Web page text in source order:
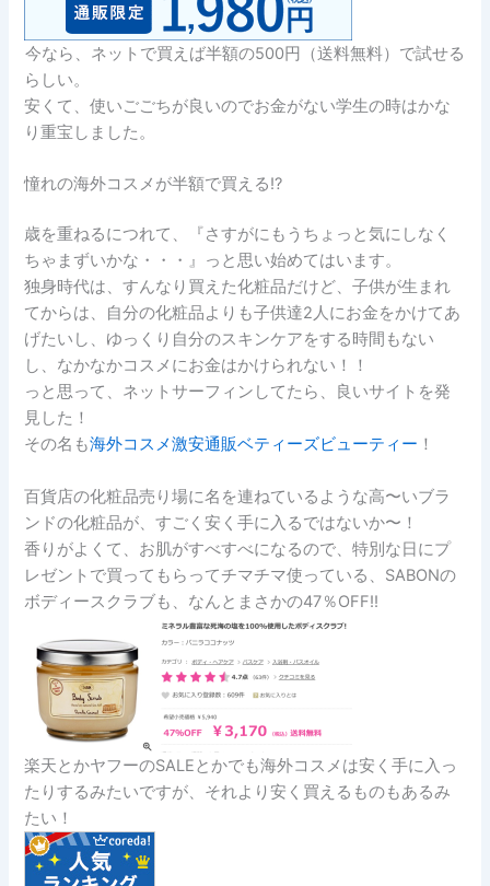
今なら、ネットで買えば半額の500円
（送料無料）で試せる
らしい。
安くて、使いごごちが良いのでお金がない学生の時はかな
り重宝しました。
憧れの海外コスメが半額で買える!?
歳を重ねるにつれて、『さすがにもうちょっと気にしなく
ちゃまずいかな・・・』っと思い始めてはいます。
独身時代は、すんなり買えた化粧品だけど、子供が生まれ
てからは、自分の化粧品よりも子供達2人にお金をかけてあ
げたいし、ゆっくり自分のスキンケアをする時間もない
し、なかなかコスメにお金はかけられない！！
っと思って、ネットサーフィンしてたら、良いサイトを発
見した！
その名も海外コスメ激安通販ベティーズビューティー ！
百貨店の化粧品売り場に名を連ねているような高〜いブラ
ンドの化粧品が、すごく安く手に入るではないか〜！
香りがよくて、お肌がすべすべになるので、特別な日にプ
レゼントで買ってもらってチマチマ使っている、SABONの
ボディースクラブも、なんとまさかの47％OFF!!
楽天とかヤフーのSALEとかでも海外コスメは安く手に入っ
たりするみたいですが、それより安く買えるものもあるみ
たい！